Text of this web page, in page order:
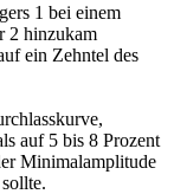
1 bei einem
2 hinzukam
ein Zehntel des
auf 5 bis 8 Prozent
Minimalamplitude